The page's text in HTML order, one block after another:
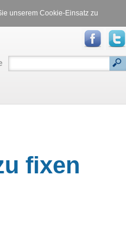
unserem Cookie-Einsatz zu
fixen